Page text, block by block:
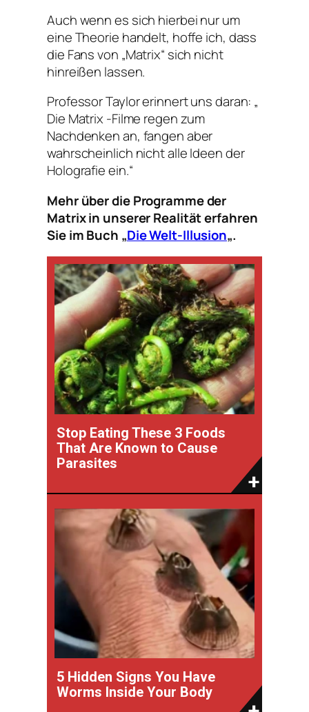
Auch wenn es sich hierbei nur um
eine Theorie handelt, hoffe ich, dass
die Fans von „Matrix“ sich nicht
hinreißen lassen.
Professor Taylor erinnert uns daran: „
Die Matrix -Filme regen zum
Nachdenken an, fangen aber
wahrscheinlich nicht alle Ideen der
Holografie ein.“
Mehr über die Programme der
Matrix in unserer Realität erfahren
Sie im Buch „Die Welt-Illusion„.
Stop Eating These 3 Foods
That Are Known to Cause
Parasites
5 Hidden Signs You Have
Worms Inside Your Body